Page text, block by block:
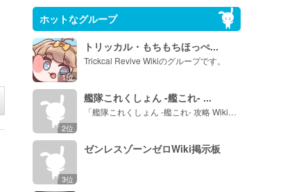
ホットなグループ
1位
トリッカル・もちもちほっぺ...
Trickcal Revive Wikiのグループです。
2位
艦隊これくしょん -艦これ- ...
「艦隊これくしょん -艦これ- 攻略 Wiki」の避難所です。
3位
ゼンレスゾーンゼロWiki掲示板